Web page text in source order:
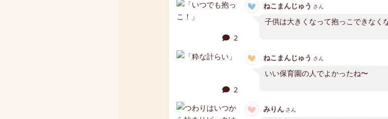
2
ねこまんじゅう さん
子供は大きくなって抱っこできなく
2
ねこまんじゅう さん
いい保育園の人でよかったね〜
みりんさん